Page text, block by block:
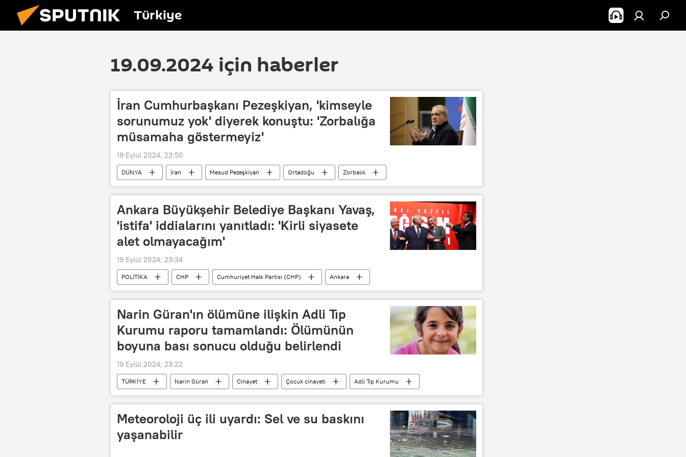
Türkiye
19.09.2024 için haberler
İran Cumhurbaşkanı Pezeşkiyan, 'kimseyle
sorunumuz yok' diyerek konuştu: 'Zorbalığa
müsamaha göstermeyiz'
19 Eylül 2024, 23:50
DÜNYA İran Mesud Pezeşkiyan Ortadoğu Zorbalık
Ankara Büyükşehir Belediye Başkanı Yavaş,
'istifa' iddialarını yanıtladı: 'Kirli siyasete
alet olmayacağım'
19 Eylül 2024, 23:34
POLİTİKA CHP Cumhuriyet Halk Partisi (CHP)
Ankara
Ankara Büyükşehir Belediyesi
Mansur Yavaş istifa iddia
Narin Güran'ın ölümüne ilişkin Adli Tıp
Kurumu raporu tamamlandı: Ölümünün
boyuna bası sonucu olduğu belirlendi
19 Eylül 2024, 23:22
TÜRKİYE Narin Güran Cinayet Çocuk cinayeti
Adli Tıp Kurumu
Rapor
Meteoroloji üç ili uyardı: Sel ve su baskını
yaşanabilir